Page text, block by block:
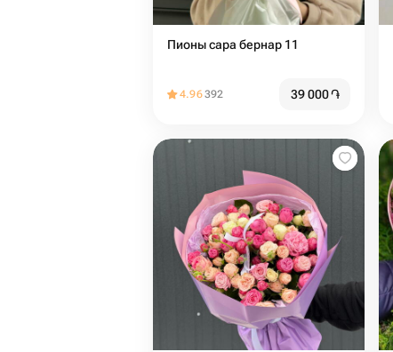
Пионы сара бернар 11
4.96392 39 000֏